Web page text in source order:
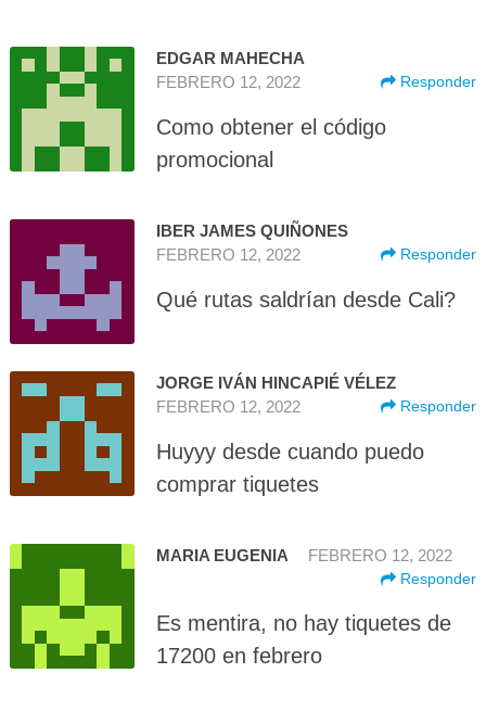
EDGAR MAHECHA
FEBRERO 12, 2022
Responder
Como obtener el código
promocional
IBER JAMES QUIÑONES
FEBRERO 12, 2022
Responder
Qué rutas saldrían desde Cali?
JORGE IVÁN HINCAPIÉ VÉLEZ
FEBRERO 12, 2022
Responder
Huyyy desde cuando puedo
comprar tiquetes
MARIA EUGENIA FEBRERO 12, 2022
Responder
Es mentira, no hay tiquetes de
17200 en febrero